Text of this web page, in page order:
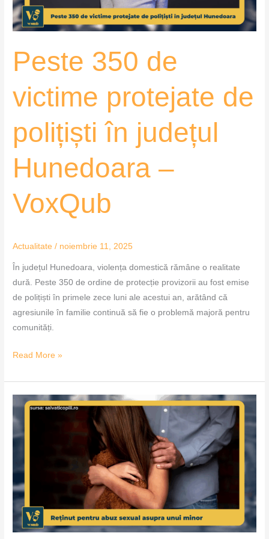
Peste 350 de
victime protejate de
polițiști în județul
Hunedoara –
VoxQub
Actualitate / noiembrie 11, 2025
În județul Hunedoara, violența domestică rămâne o realitate
dură. Peste 350 de ordine de protecție provizorii au fost emise
de polițiști în primele zece luni ale acestui an, arătând că
agresiunile în familie continuă să fie o problemă majoră pentru
comunități.
în
județul
–
VoxQub
Read More »
Reținut
pentru
abuz
minor
VoxQub